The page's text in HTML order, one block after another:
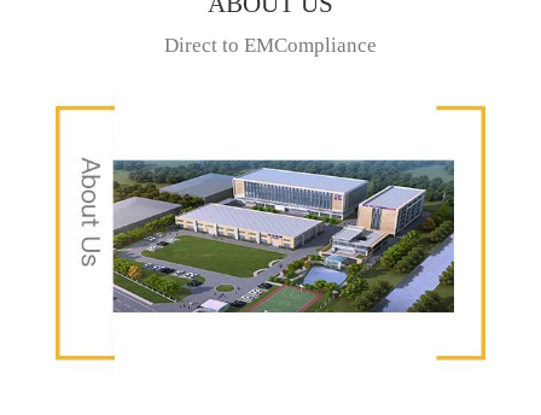
Direct to EMCompliance